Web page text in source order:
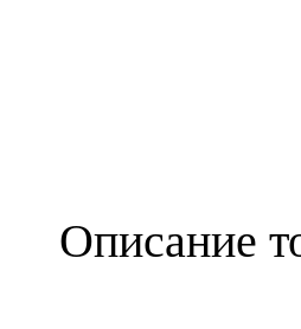
бака (л)
Описание